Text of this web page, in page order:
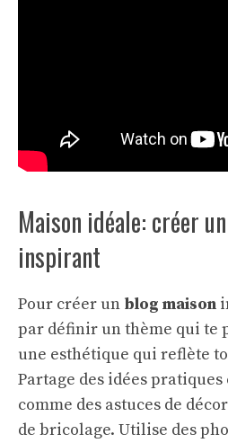
Maison idéale: créer
inspirant
Pour créer un blog maison
par définir un thème qui te
une esthétique qui reflète
Partage des idées pratiques
comme des astuces de
de bricolage. Utilise des